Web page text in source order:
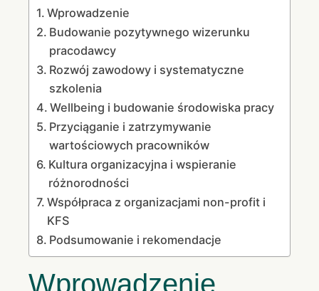
Wprowadzenie
Budowanie pozytywnego wizerunku
pracodawcy
Rozwój zawodowy i systematyczne
szkolenia
Wellbeing i budowanie środowiska pracy
Przyciąganie i zatrzymywanie
wartościowych pracowników
Kultura organizacyjna i wspieranie
różnorodności
Współpraca z organizacjami non-profit i
KFS
Podsumowanie i rekomendacje
Wprowadzenie